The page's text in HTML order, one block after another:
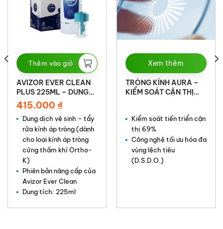
AVIZOR EVER CLEAN
PLUS 225ML – DUNG
DỊCH VỆ SINH LENSES
415.000 ₫
Dung dịch vệ sinh – tẩy
rửa kính áp tròng (dành
cho loại kính áp tròng
cứng thấm khí Ortho-
K)
Phiên bản nâng cấp của
Avizor Ever Clean
Dung tích: 225ml
Thêm vào giỏ
TRÒNG KÍNH AURA –
KIỂM SOÁT CẬN THỊ
Kiểm soát tiến triển cận
thị 69%
Công nghệ tối ưu hóa đa
vùng lệch tiêu
(D.S.D.O.)
Xem thêm